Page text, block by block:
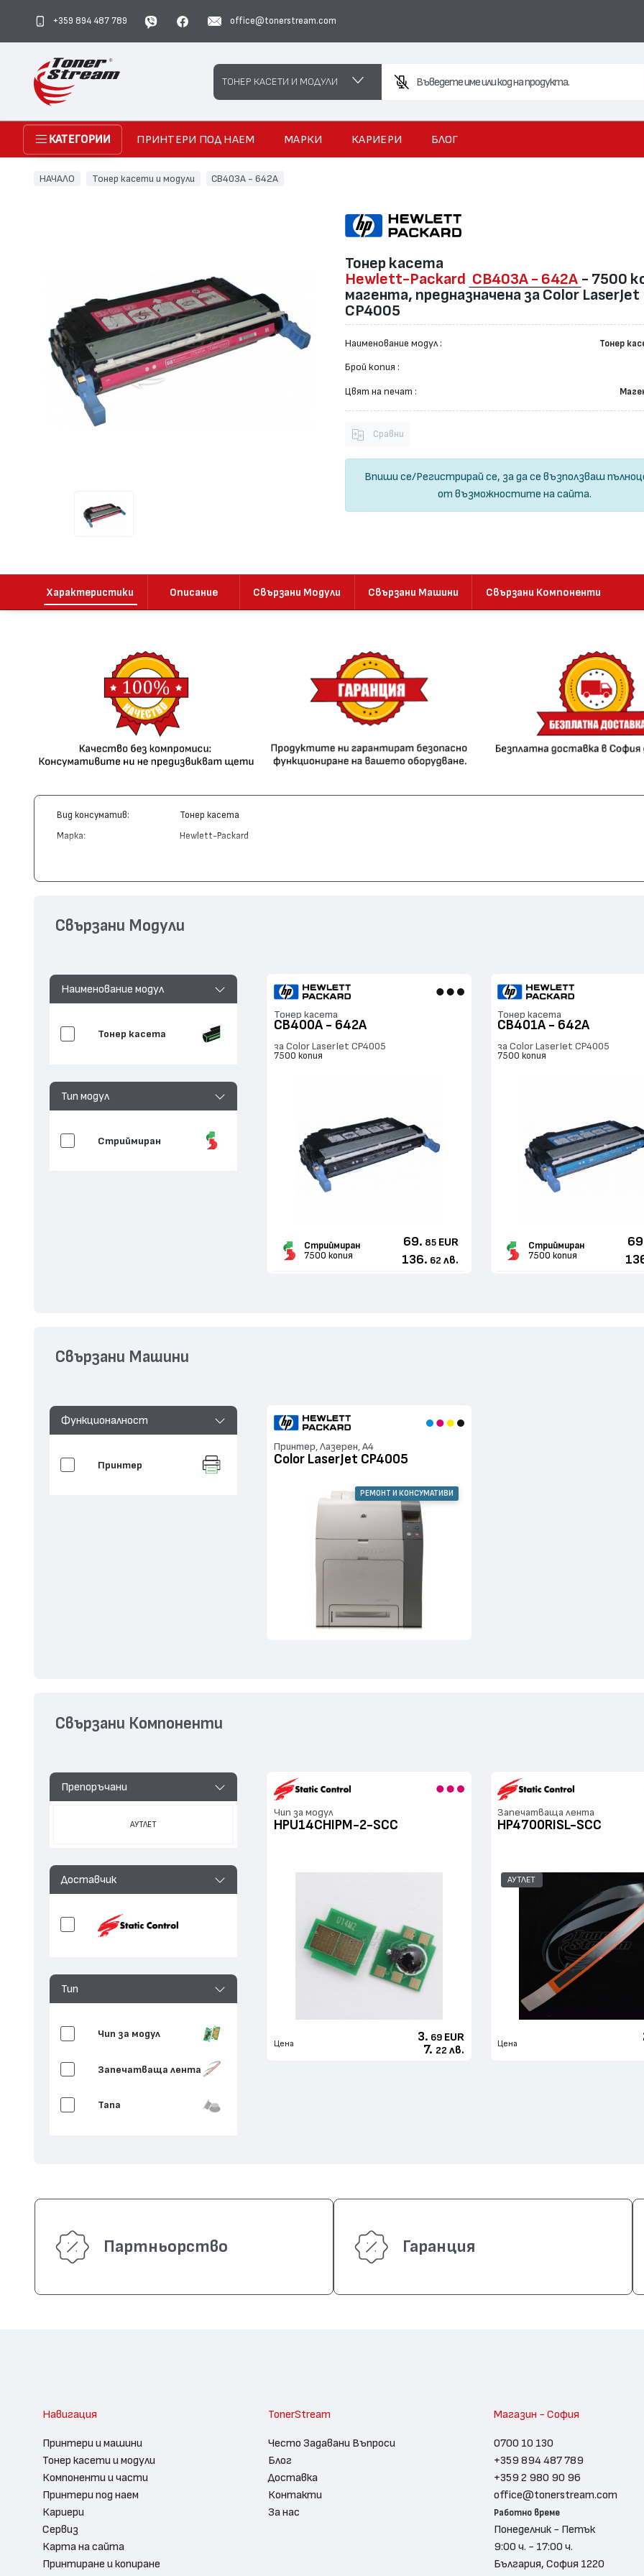
+359 894 487 789 office@tonerstream.com
Search
Въведете име или код на продукта.
ТОНЕР КАСЕТИ И МОДУЛИ
КАТЕГОРИИ ПРИНТЕРИ ПОД НАЕМ МАРКИ КАРИЕРИ БЛОГ
НАЧАЛО Тонер касети и модули CB403A - 642A
Тонер касета
Hewlett-Packard CB403A - 642A - 7500
магента, предназначена за Color LaserJet
CP4005
Наименование модул : Тонер
Брой копия :
Цвят на печат :
Сравни
Впиши се/Регистрирай се, за да се възползваш
от възможностите на сайта.
Характеристики Описание Свързани Модули Свързани Машини Свързани Компоненти
Вид консуматив: Тонер касета
Марка: Hewlett-Packard
Съвместими устройства:
Наименование модул
Тонер касета
Тип модул
Стриймиран
Тонер касета
CB400A - 642A
за Color LaserJet CP4005
7500 копия
Стриймиран
7500 копия
69. 85 EUR
136. 62 лв.
Тонер касета
CB401A - 642A
за Color LaserJet CP4005
7500 копия
Стриймиран
7500 копия
Свързани Модули
Функционалност
Принтер
Принтер, Лазерен, А4
Color LaserJet CP4005
РЕМОНТ И КОНСУМАТИВИ
Свързани Машини
Препоръчани
АУТЛЕТ
Доставчик
Тип
Чип за модул
Запечатваща лента
Тапа
Чип за модул
HPU14CHIPM-2-SCC
Цена 3. 69 EUR
7. 22 лв.
Запечатваща лента
HP4700RISL-SCC
АУТЛЕТ
Цена
Свързани Компоненти
Партньорство Гаранция
Навигация
Принтери и машини
Тонер касети и модули
Компоненти и части
Принтери под наем
Кариери
Сервиз
Карта на сайта
Принтиране и копиране
TonerStream
Често Задавани Въпроси
Блог
Доставка
Контакти
За нас
Магазин - София
0700 10 130
+359 894 487 789
+359 2 980 90 96
office@tonerstream.com
Работно време
Понеделник - Петък
9:00 ч. - 17:00 ч.
България, София 1220